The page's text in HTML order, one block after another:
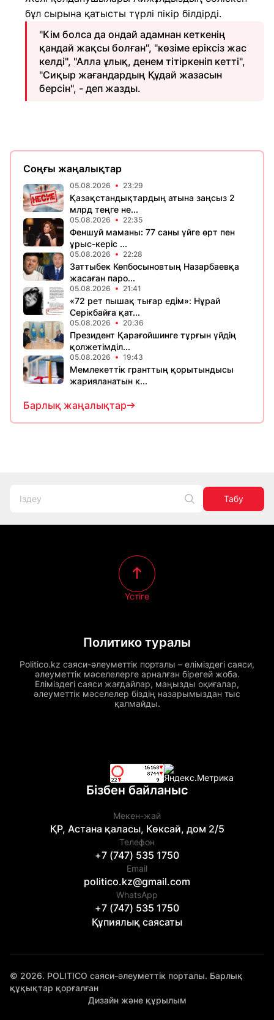
бұл сырына қатысты түрлі пікір білдірді.
"Кім болса да ондай адамнан кеткенің
қандай жақсы болған", "көзіме еріксіз жас
келді", "Алла ұлық, денем тітіркеніп кетті",
"Сиқыр жағандардың Құдай жазасын
берсін", - деп жазды.
Соңғы жаңалықтар
05.08.2026 23:29
Қазақстандықтардың атына заңсыз 2
млрд теңге не...
05.08.2026 22:35
Феншуй маманы: 77 саны үйге өрт пен
ұрыс-керіс ...
05.08.2026 22:28
Заттыбек Көпбосыновтың Назарбаевқа
жасаған паро...
05.08.2026 21:41
«72 рет пышақ тығар едім»: Нұрай
Серікбайға қат...
05.08.2026 20:36
Президент Қарағойшинге тұрғын үйдің
қолжетімділ...
05.08.2026 19:43
Мемлекеттік гранттың қорытындысы
жарияланатын к...
Барлық жаңалықтар
Табу
Политико туралы
Politico.kz саяси-әлеуметтік порталы – еліміздегі саяси,
әлеуметтік мәселелерге арналған бірегей жоба.
Еліміздегі саяси жағдайлар, маңызды оқиғалар,
әлеуметтік мәселелер біздің назарымыздан тыс
қалмайды.
Үстіге
Бізбен байланыс
Мекен-жай
ҚР, Астана қаласы, Көксай, дом 2/5
Телефон
+7 (747) 535 1750
Email
politico.kz@gmail.com
WhatsApp
+7 (747) 535 1750
Құпиялық саясаты
© 2026. POLITICO саяси-әлеуметтік порталы. Барлық
құқықтар қорғалған
Дизайн және құрылым